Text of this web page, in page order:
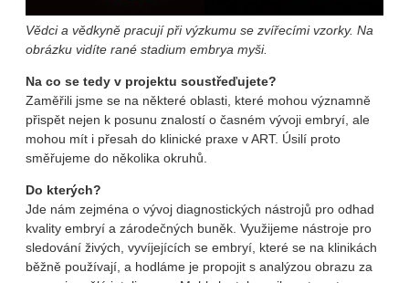
Vědci a vědkyně pracují při výzkumu se zvířecími vzorky. Na
obrázku vidíte rané stadium embrya myši.
Na co se tedy v projektu soustřeďujete?
Zaměřili jsme se na některé oblasti, které mohou významně
přispět nejen k posunu znalostí o časném vývoji embryí, ale
mohou mít i přesah do klinické praxe v ART. Úsilí proto
směřujeme do několika okruhů.
Do kterých?
Jde nám zejména o vývoj diagnostických nástrojů pro odhad
kvality embryí a zárodečných buněk. Využijeme nástroje pro
sledování živých, vyvíjejících se embryí, které se na klinikách
běžně používají, a hodláme je propojit s analýzou obrazu za